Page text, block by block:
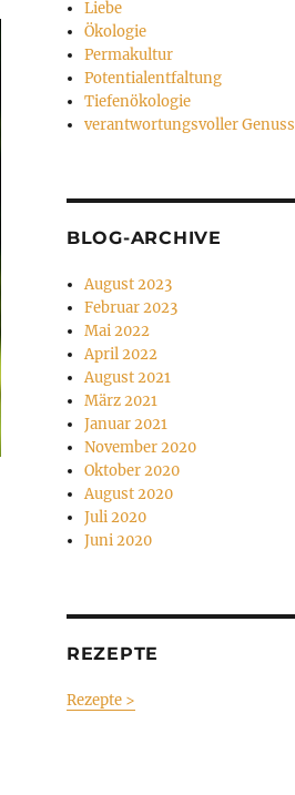
Liebe
Ökologie
Permakultur
Potentialentfaltung
Tiefenökologie
verantwortungsvoller Genuss
BLOG-ARCHIVE
August 2023
Februar 2023
Mai 2022
April 2022
August 2021
März 2021
Januar 2021
November 2020
Oktober 2020
August 2020
Juli 2020
Juni 2020
REZEPTE
Rezepte >